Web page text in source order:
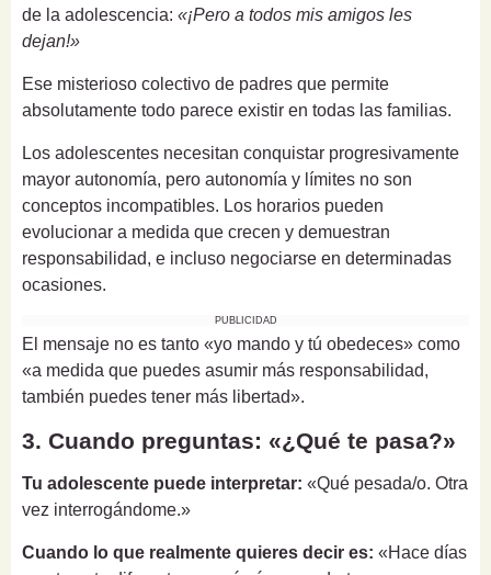
de la adolescencia: «¡Pero a todos mis amigos les
dejan!»
Ese misterioso colectivo de padres que permite
absolutamente todo parece existir en todas las familias.
Los adolescentes necesitan conquistar progresivamente
mayor autonomía, pero autonomía y límites no son
conceptos incompatibles. Los horarios pueden
evolucionar a medida que crecen y demuestran
responsabilidad, e incluso negociarse en determinadas
ocasiones.
PUBLICIDAD
El mensaje no es tanto «yo mando y tú obedeces» como
«a medida que puedes asumir más responsabilidad,
también puedes tener más libertad».
3. Cuando preguntas: «¿Qué te pasa?»
Tu adolescente puede interpretar: «Qué pesada/o. Otra
vez interrogándome.»
Cuando lo que realmente quieres decir es: «Hace días